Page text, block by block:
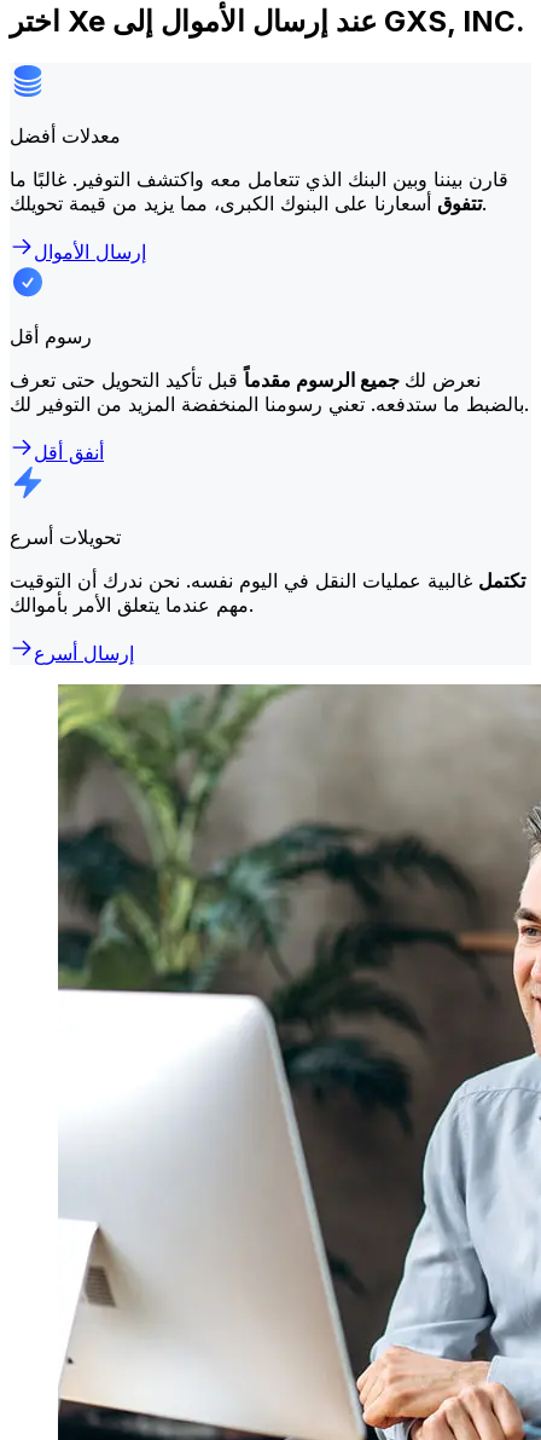
اختر Xe عند إرسال الأموال إلى GXS, INC.
معدلات أفضل
قارن بيننا وبين البنك الذي تتعامل معه واكتشف التوفير. غالبًا ما
تتفوقأسعارنا على البنوك الكبرى، مما يزيد من قيمة تحويلك.
إرسال الأموال
رسوم أقل
نعرض لك جميع الرسوم مقدماًقبل تأكيد التحويل حتى تعرف
بالضبط ما ستدفعه. تعني رسومنا المنخفضة المزيد من التوفير لك.
أنفق أقل
تحويلات أسرع
تكتمل غالبية عمليات النقل في اليوم نفسه. نحن ندرك أن التوقيت
مهم عندما يتعلق الأمر بأموالك.
إرسال أسرع